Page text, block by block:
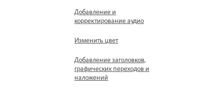
Добавление и
корректирование аудио
Изменить цвет
Добавление заголовков,
графических переходов и
наложений